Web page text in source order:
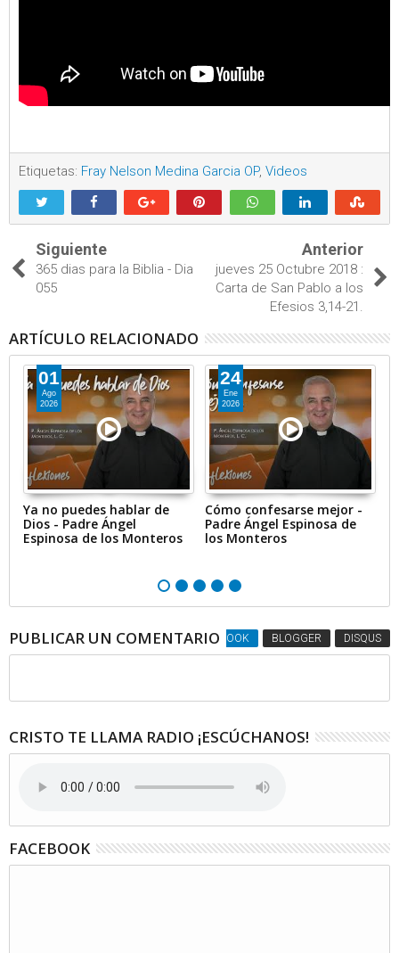
Etiquetas: Fray Nelson Medina Garcia OP, Videos
Siguiente
365 dias para la Biblia - Dia
055
Anterior
jueves 25 Octubre 2018 :
Carta de San Pablo a los
Efesios 3,14-21.
ARTÍCULO RELACIONADO
01
Ago
2026
Ya no puedes hablar de
Dios - Padre Ángel
Espinosa de los Monteros
24
Ene
2026
Cómo confesarse mejor -
Padre Ángel Espinosa de
los Monteros
PUBLICAR UN COMENTARIOFACEBOOK BLOGGER DISQUS
CRISTO TE LLAMA RADIO ¡ESCÚCHANOS!
FACEBOOK